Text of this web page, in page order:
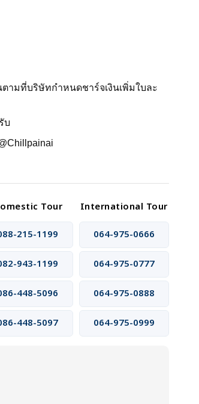
ามที่บริษัทกำหนดชาร์จเงินเพิ่มใบละ
บ
Tour
International Tour
215-1199
064-975-0666
943-1199 064-975-0777
448-5096 064-975-0888
448-5097 064-975-0999